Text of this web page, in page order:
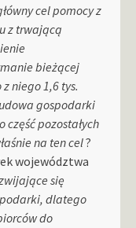
cel pomocy z
z trwającą
bieżącej
niego 1,6 tys.
gospodarki
pozostałych
na ten cel?
województwa
się
dlatego
do